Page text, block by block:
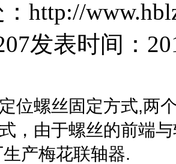
http://
发表时间：
定位螺丝固定方式,两
，由于螺丝的前端
产梅花联轴器.